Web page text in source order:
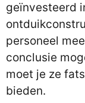
geïnvesteerd
personeel
conclusie
moet je ze
bieden.